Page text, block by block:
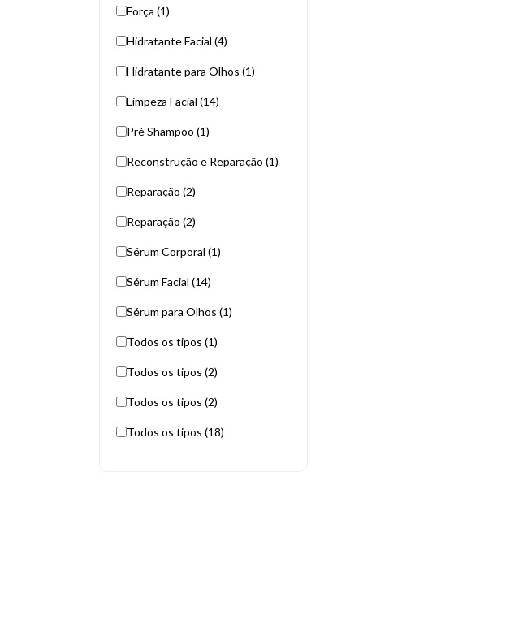
Força (1)
Hidratante Facial (4)
Hidratante para Olhos (1)
Limpeza Facial (14)
Pré Shampoo (1)
Reconstrução e Reparação (1)
Reparação (2)
Reparação (2)
Sérum Corporal (1)
Sérum Facial (14)
Sérum para Olhos (1)
Todos os tipos (1)
Todos os tipos (2)
Todos os tipos (2)
Todos os tipos (18)